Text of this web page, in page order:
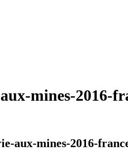
mines-2016-
aux-mines-2016-